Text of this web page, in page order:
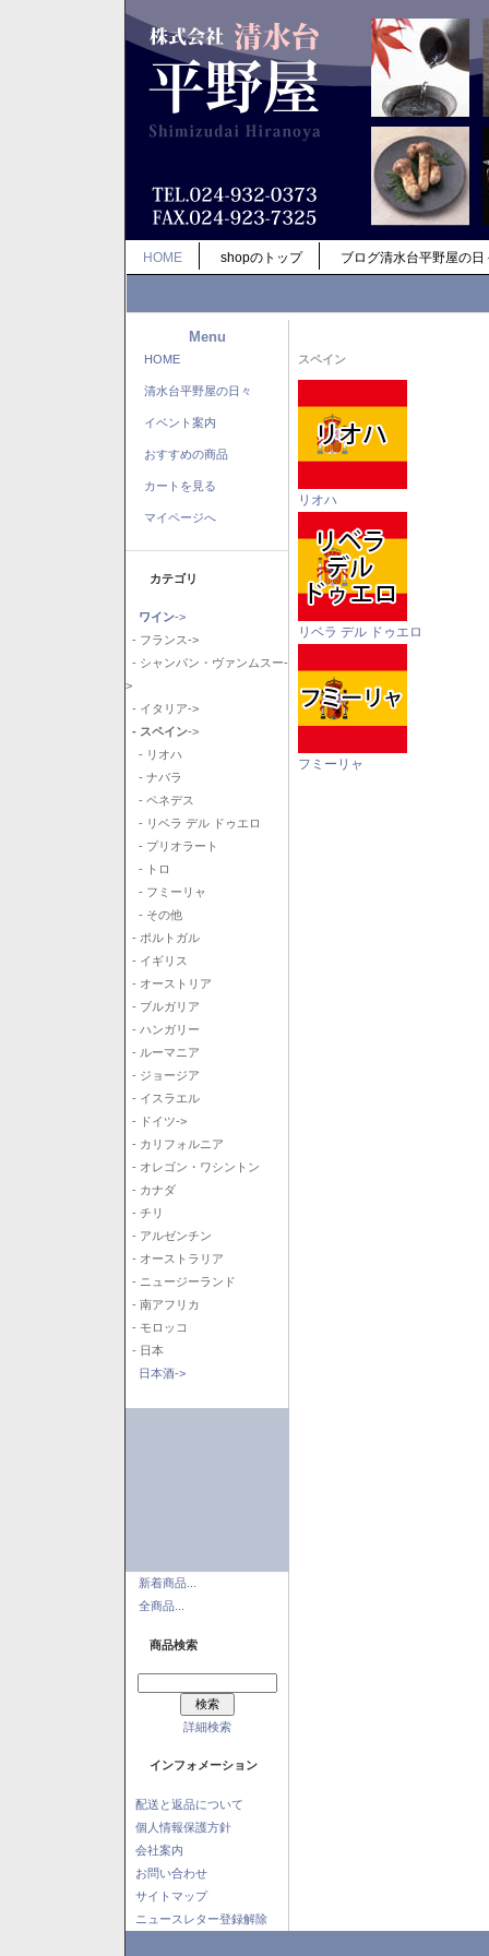
HOME shopのトップ ブログ清水台平野屋の日
Menu
HOME
清水台平野屋の日々
イベント案内
おすすめの商品
カートを見る
マイページへ
カテゴリ
ワイン->
- フランス->
- シャンパン・ヴァンムスー-
>
- イタリア->
- スペイン->
- リオハ
- ナバラ
- ペネデス
- リベラ デル ドゥエロ
- プリオラート
- トロ
- フミーリャ
- その他
- ポルトガル
- イギリス
- オーストリア
- ブルガリア
- ハンガリー
- ルーマニア
- ジョージア
- イスラエル
- ドイツ->
- カリフォルニア
- オレゴン・ワシントン
- カナダ
- チリ
- アルゼンチン
- オーストラリア
- ニュージーランド
- 南アフリカ
- モロッコ
- 日本
日本酒->
新着商品...
全商品...
商品検索
詳細検索
インフォメーション
配送と返品について
個人情報保護方針
会社案内
お問い合わせ
サイトマップ
ニュースレター登録解除
スペイン
リオハ
リベラ デル ドゥエロ
フミーリャ